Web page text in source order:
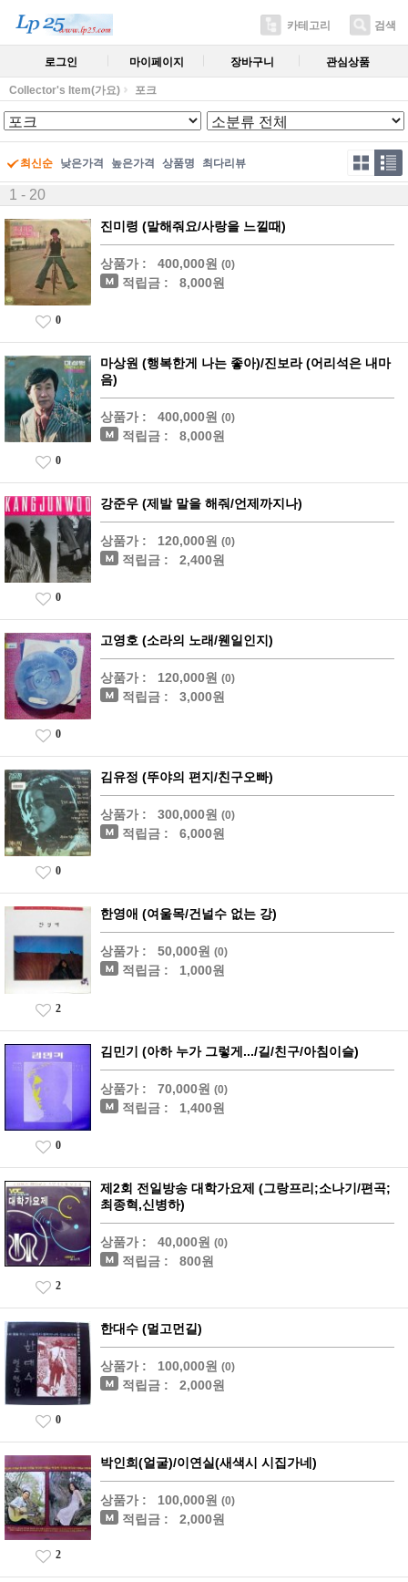
카테고리 검색
로그인 마이페이지 장바구니 관심상품
Collector's Item(가요) 포크
최신순 낮은가격 높은가격 상품명 최다리뷰
1 - 20
진미령 (말해줘요/사랑을 느낄때)
상품가 : 400,000원 (0)
적립금 : 8,000원
0
마상원 (행복한게 나는 좋아)/진보라 (어리석은 내마
음)
상품가 : 400,000원 (0)
적립금 : 8,000원
0
강준우 (제발 말을 해줘/언제까지나)
상품가 : 120,000원 (0)
적립금 : 2,400원
0
고영호 (소라의 노래/웬일인지)
상품가 : 120,000원 (0)
적립금 : 3,000원
0
김유정 (뚜야의 편지/친구오빠)
상품가 : 300,000원 (0)
적립금 : 6,000원
0
한영애 (여울목/건널수 없는 강)
상품가 : 50,000원 (0)
적립금 : 1,000원
2
김민기 (아하 누가 그렇게.../길/친구/아침이슬)
상품가 : 70,000원 (0)
적립금 : 1,400원
0
제2회 전일방송 대학가요제 (그랑프리;소나기/편곡;
최종혁,신병하)
상품가 : 40,000원 (0)
적립금 : 800원
2
한대수 (멀고먼길)
상품가 : 100,000원 (0)
적립금 : 2,000원
0
박인희(얼굴)/이연실(새색시 시집가네)
상품가 : 100,000원 (0)
적립금 : 2,000원
2